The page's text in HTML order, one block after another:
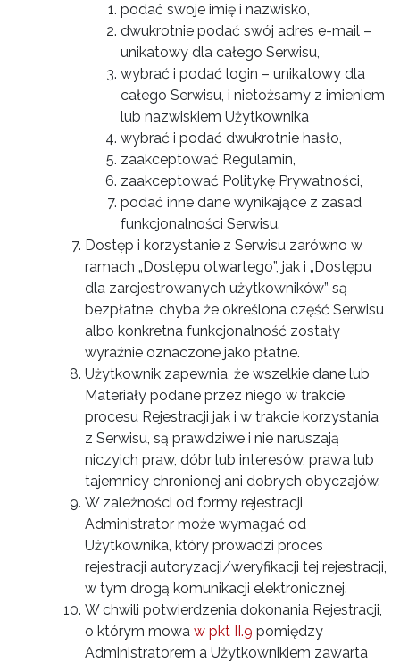
podać swoje imię i nazwisko,
dwukrotnie podać swój adres e-mail –
unikatowy dla całego Serwisu,
wybrać i podać login – unikatowy dla
całego Serwisu, i nietożsamy z imieniem
lub nazwiskiem Użytkownika
wybrać i podać dwukrotnie hasło,
zaakceptować Regulamin,
zaakceptować Politykę Prywatności,
podać inne dane wynikające z zasad
funkcjonalności Serwisu.
Dostęp i korzystanie z Serwisu zarówno w
ramach „Dostępu otwartego”, jak i „Dostępu
dla zarejestrowanych użytkowników” są
bezpłatne, chyba że określona część Serwisu
albo konkretna funkcjonalność zostały
wyraźnie oznaczone jako płatne.
Użytkownik zapewnia, że wszelkie dane lub
Materiały podane przez niego w trakcie
procesu Rejestracji jak i w trakcie korzystania
z Serwisu, są prawdziwe i nie naruszają
niczyich praw, dóbr lub interesów, prawa lub
tajemnicy chronionej ani dobrych obyczajów.
W zależności od formy rejestracji
Administrator może wymagać od
Użytkownika, który prowadzi proces
rejestracji autoryzacji/weryfikacji tej rejestracji,
w tym drogą komunikacji elektronicznej.
W chwili potwierdzenia dokonania Rejestracji,
o którym mowa w pkt II.9 pomiędzy
Administratorem a Użytkownikiem zawarta